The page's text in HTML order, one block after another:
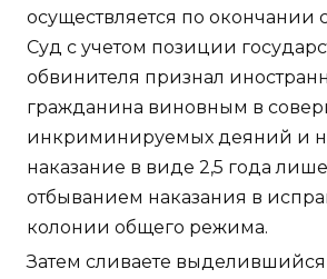
осуществляется по окончании
Суд с учетом позиции
обвинителя признал
гражданина виновным в
инкриминируемых деяний и
наказание в виде 2,5 года
отбыванием наказания в
колонии общего режима.
Затем сливаете